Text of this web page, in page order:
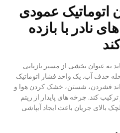
اتوماتیک عمودی
نادر با بازده
به عنوان بخشی از مسیر بازیابی
حذف آب. یک واحد فشار اتوماتیک
فشردن، شستن، خشک کردن هوا و
کند. چرخه های پایدار از ریتم
بالای جریان باعث ایجاد آبپاشی